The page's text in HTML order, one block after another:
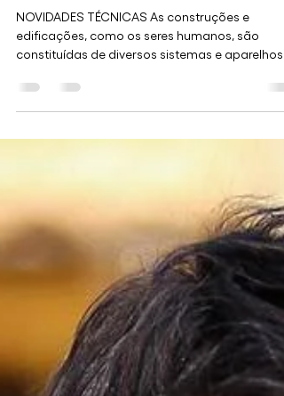
estruturas
NOVIDADES TÉCNICAS As construções e
edificações, como os seres humanos, são
constituídas de diversos sistemas e aparelhos